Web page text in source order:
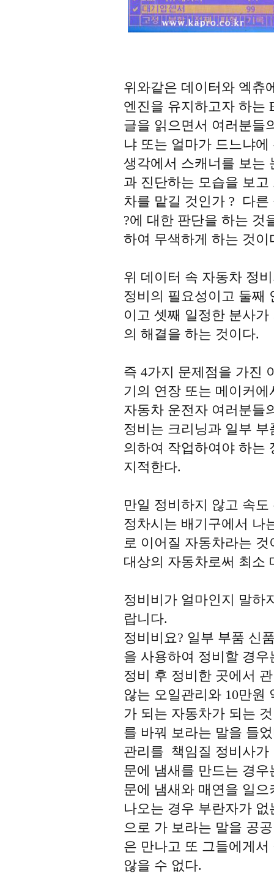
위와같은 데이터와 엑츄
엔진을 유지하고자 하는
글을 읽으면서 여러분들
냐 또는 얼마가 드느냐
생각에서 스캐너를 보는
과 진단하는 모습을 보
차를 맡길 것인가 ? 다
?에 대한 판단을 하는 것
하여 무색하게 하는 것이
위 데이터 속 자동차 정
정비의 필요성이고 둘째
이고 셋째 일정한 분사
의 해결을 하는 것이다.
즉 4가지 문제점을 가진
기의 연장 또는 메이커
자동차 운전자 여러분들
정비는 크리닝과 일부
의하여 작업하여야 하는
지적한다.
만일 정비하지 않고 속
정차시는 배기구에서 나
로 이어질 자동차라는
대상의 자동차로써 최소
정비비가 얼마인지 말하
랍니다.
정비비요? 일부 부품 신
을 사용하여 정비할 경
정비 후 정비한 곳에서
않는 오일관리와 10만원
가 되는 자동차가 되는
를 바꿔 보라는 말을 들
관리를 책임질 정비사가
문에 냄새를 만드는 경
문에 냄새와 매연을 일
나오는 경우 부란자가
으로 가 보라는 말을 공
은 만나고 또 그들에게
않을 수 없다.